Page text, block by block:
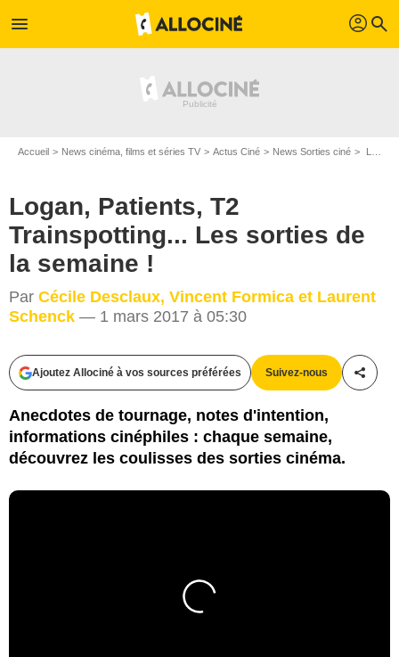
menu profil search
Accueil News cinéma, films et séries TV Actus Ciné News Sorties ciné Logan, Patients, T2 Trainspotting... Les sorties de la semaine !
Logan, Patients, T2
Trainspotting... Les sorties de
la semaine !
Par Cécile Desclaux, Vincent Formica et Laurent
Schenck — 1 mars 2017 à 05:30
Ajoutez Allociné à vos sources préférées Suivez-nous
Anecdotes de tournage, notes d'intention,
informations cinéphiles : chaque semaine,
découvrez les coulisses des sorties cinéma.